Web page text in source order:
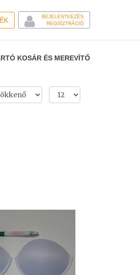
BEJELENTKEZÉS
REGISZTRÁCIÓ
KOSÁR ÉS MEREVÍTŐ